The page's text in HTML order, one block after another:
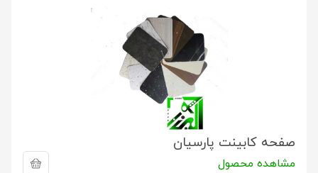
صفحه کابینت پارسیان
مشاهده محصول